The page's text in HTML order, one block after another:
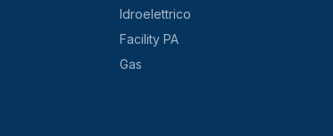
Idroelettrico
Facility PA
Gas